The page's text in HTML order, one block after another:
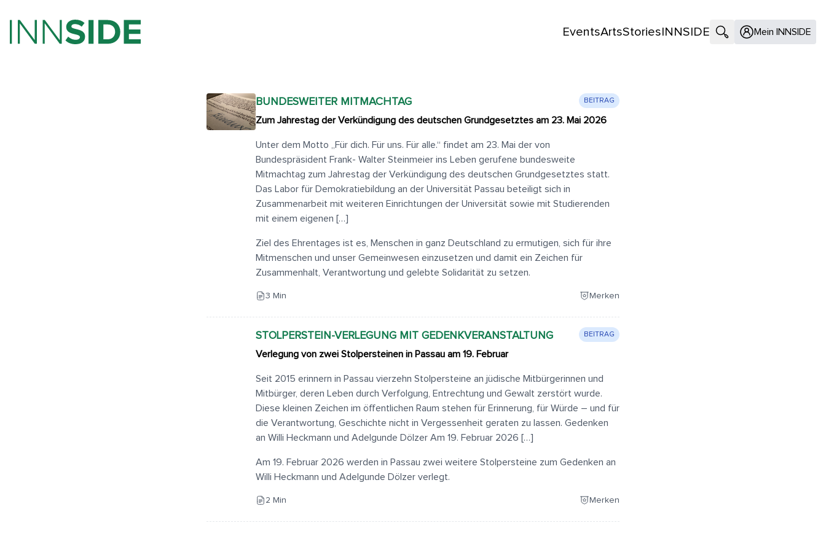
EventsArtsStories INNSIDE Suche öffnenMein INNSIDE
BUNDESWEITER MITMACHTAG BEITRAG
Zum Jahrestag der Verkündigung des deutschen Grundgesetztes am 23. Mai 2026
Unter dem Motto „Für dich. Für uns. Für alle.“ findet am 23. Mai der von
Bundespräsident Frank- Walter Steinmeier ins Leben gerufene bundesweite
Mitmachtag zum Jahrestag der Verkündigung des deutschen Grundgesetztes statt.
Das Labor für Demokratiebildung an der Universität Passau beteiligt sich in
Zusammenarbeit mit weiteren Einrichtungen der Universität sowie mit Studierenden
mit einem eigenen […]
Ziel des Ehrentages ist es, Menschen in ganz Deutschland zu ermutigen, sich für ihre
Mitmenschen und unser Gemeinwesen einzusetzen und damit ein Zeichen für
Zusammenhalt, Verantwortung und gelebte Solidarität zu setzen.
3 Min Merken
STOLPERSTEIN-VERLEGUNG MIT GEDENKVERANSTALTUNG BEITRAG
Verlegung von zwei Stolpersteinen in Passau am 19. Februar
Seit 2015 erinnern in Passau vierzehn Stolpersteine an jüdische Mitbürgerinnen und
Mitbürger, deren Leben durch Verfolgung, Entrechtung und Gewalt zerstört wurde.
Diese kleinen Zeichen im öffentlichen Raum stehen für Erinnerung, für Würde – und für
die Verantwortung, Geschichte nicht in Vergessenheit geraten zu lassen. Gedenken
an Willi Heckmann und Adelgunde Dölzer Am 19. Februar 2026 […]
Am 19. Februar 2026 werden in Passau zwei weitere Stolpersteine zum Gedenken an
Willi Heckmann und Adelgunde Dölzer verlegt.
2 Min Merken